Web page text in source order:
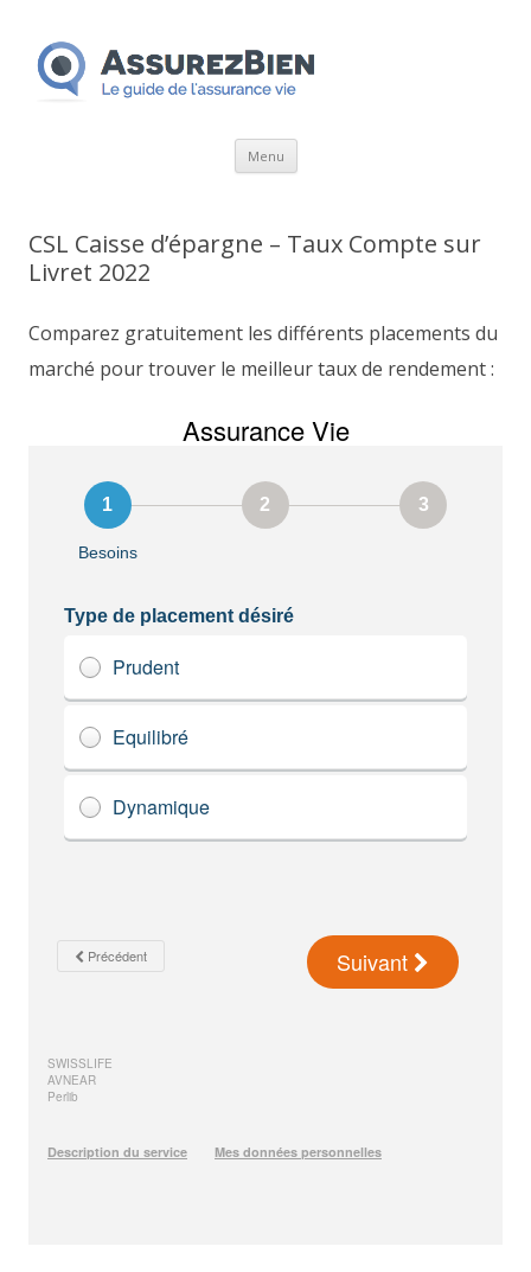
Menu Aller
CSL Caisse d’épargne – Taux Compte sur
Livret 2022
Comparez gratuitement les différents placements du
marché pour trouver le meilleur taux de rendement :